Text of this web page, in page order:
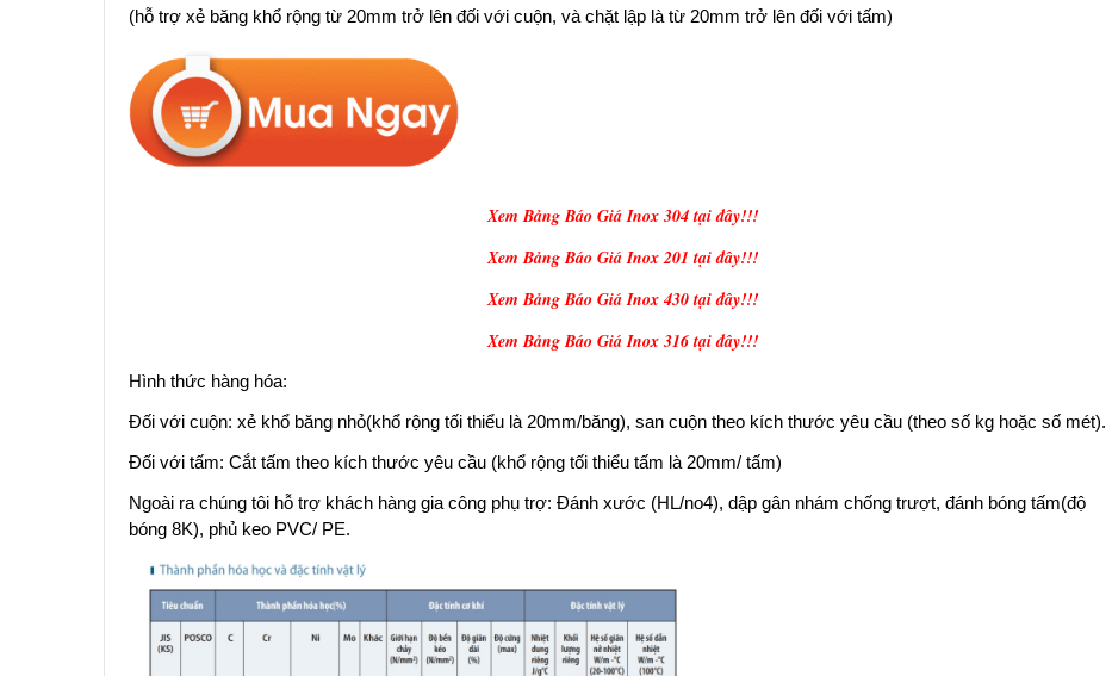
(hỗ trợ xẻ băng khổ rộng từ 20mm trở lên đối với cuộn, và chặt lập là từ 20mm trở lên đối với tấm)
Xem Bảng Báo Giá Inox 304 tại đây!!!
Xem Bảng Báo Giá Inox 201 tại đây!!!
Xem Bảng Báo Giá Inox 430 tại đây!!!
Xem Bảng Báo Giá Inox 316 tại đây!!!
Hình thức hàng hóa:
Đối với cuộn: xẻ khổ băng nhỏ(khổ rộng tối thiểu là 20mm/băng), san cuộn theo kích thước yêu cầu (theo số kg hoặc số mét).
Đối với tấm: Cắt tấm theo kích thước yêu cầu (khổ rộng tối thiểu tấm là 20mm/ tấm)
Ngoài ra chúng tôi hỗ trợ khách hàng gia công phụ trợ: Đánh xước (HL/no4), dập gân nhám chống trượt, đánh bóng tấm(độ
bóng 8K), phủ keo PVC/ PE.